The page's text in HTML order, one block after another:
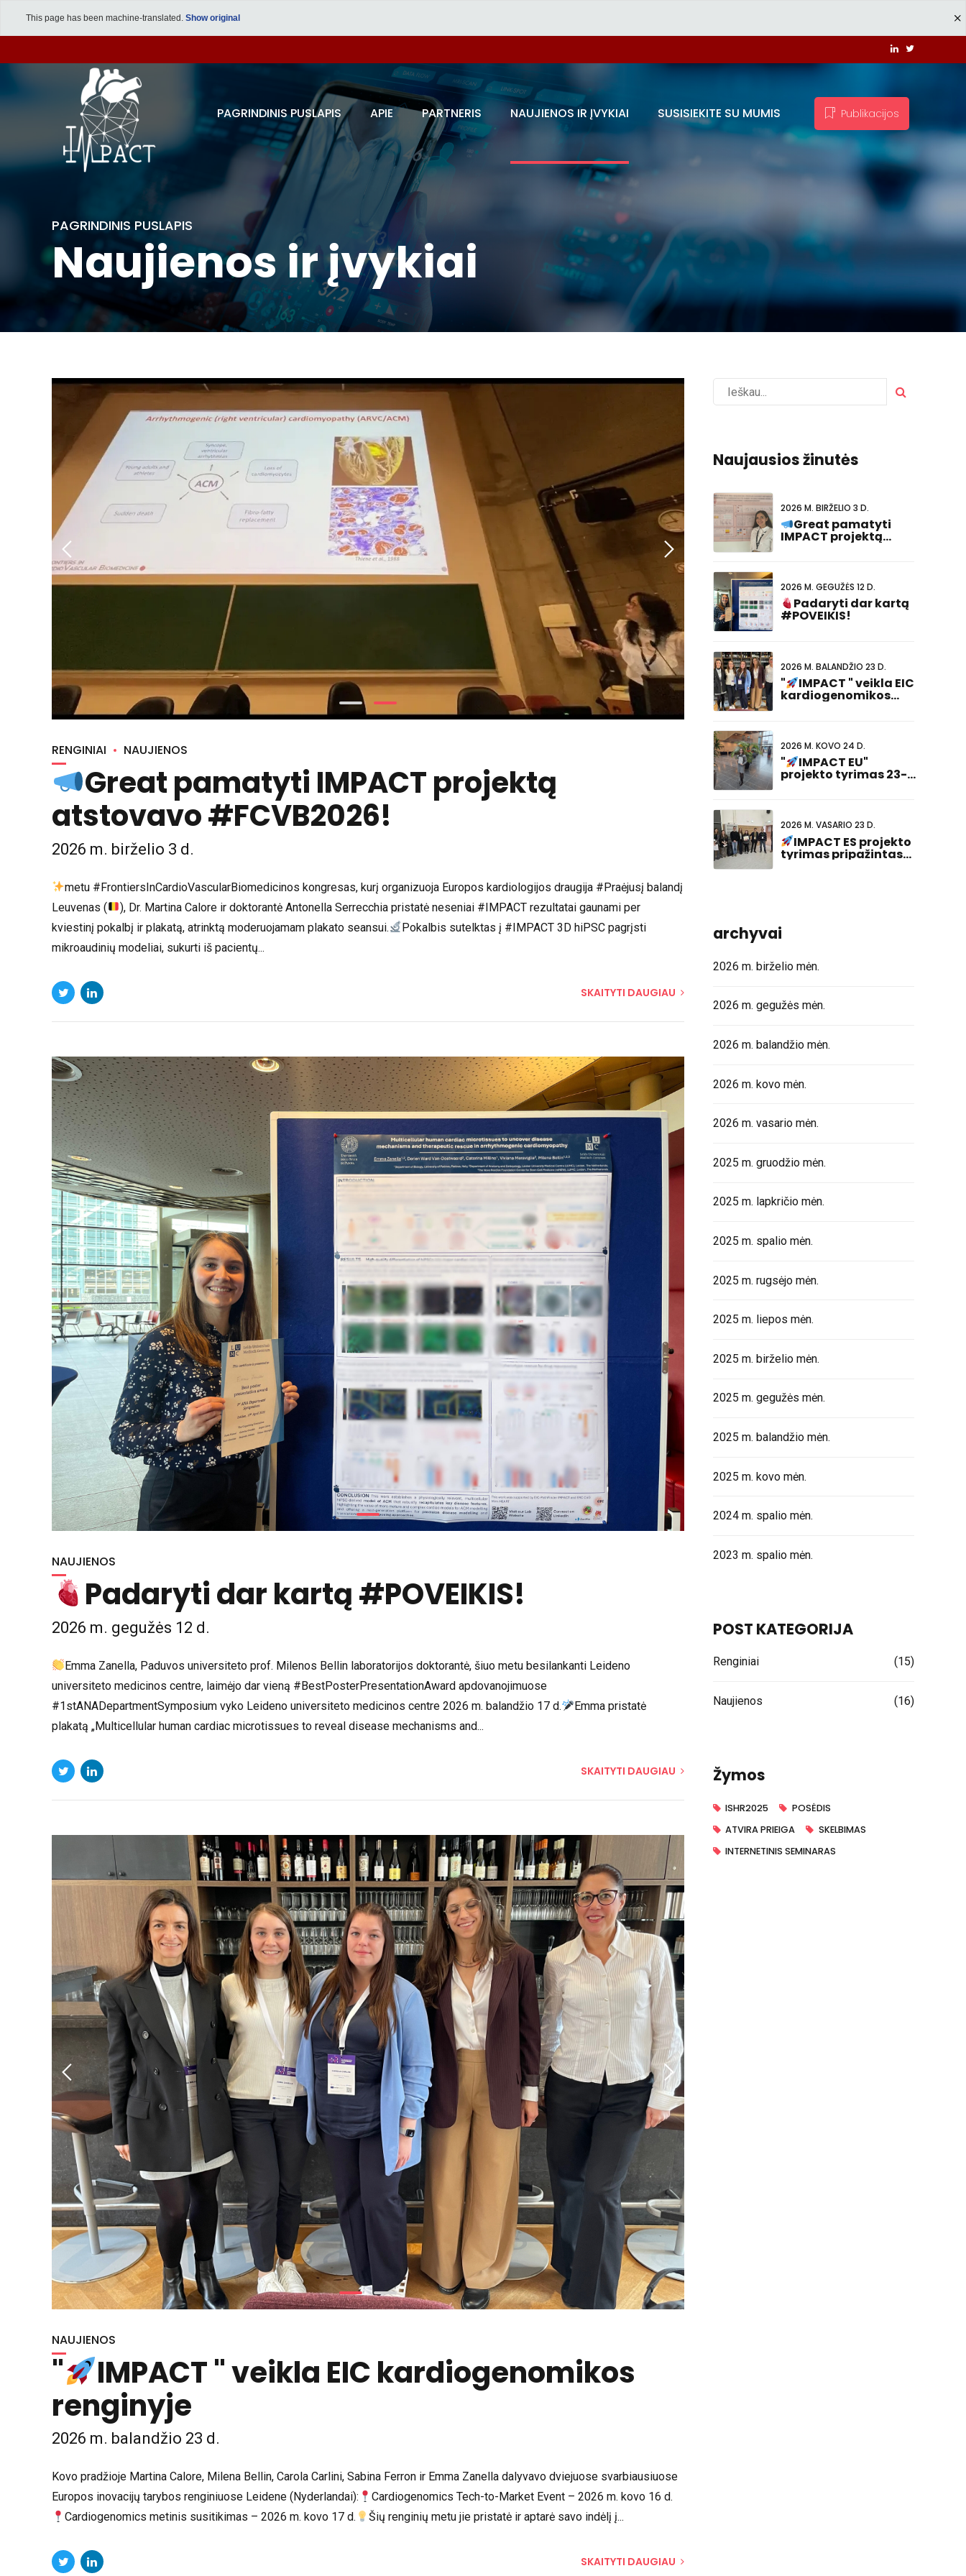
This page has been machine-translated. Show original
Publikacijos
PAGRINDINIS PUSLAPIS APIE PARTNERIS NAUJIENOS IR ĮVYKIAI SUSISIEKITE SU MUMIS
PAGRINDINIS PUSLAPIS
Naujienos ir įvykiai
RENGINIAI NAUJIENOS
Great pamatyti IMPACT projektą
atstovavo #FCVB2026!
metu #FrontiersInCardioVascularBiomedicinos kongresas, kurį organizuoja Europos kardiologijos draugija #Praėjusį balandį
Leuvenas (
), Dr. Martina Calore ir doktorantė Antonella Serrecchia pristatė neseniai #IMPACT rezultatai gaunami per
kviestinį pokalbį ir plakatą, atrinktą moderuojamam plakato seansui.
Pokalbis sutelktas į #IMPACT 3D hiPSC pagrįsti
mikroaudinių modeliai, sukurti iš pacientų...
SKAITYTI DAUGIAU
Padaryti dar kartą #POVEIKIS!
Emma Zanella, Paduvos universiteto prof. Milenos Bellin laboratorijos doktorantė, šiuo metu besilankanti Leideno
universiteto medicinos centre, laimėjo dar vieną #BestPosterPresentationAward apdovanojimuose
#1stANADepartmentSymposium vyko Leideno universiteto medicinos centre 2026 m. balandžio 17 d.
Emma pristatė
plakatą „Multicellular human cardiac microtissues to reveal disease mechanisms and...
SKAITYTI DAUGIAU
Naujausios žinutės
2026 M. BIRŽELIO 3 D.
Great pamatyti
IMPACT projektą
2026 M. GEGUŽĖS 12 D.
Padaryti dar kartą
#POVEIKIS!
2026 M. BALANDŽIO 23 D.
" IMPACT " veikla EIC
kardiogenomikos
2026 M. KOVO 24 D.
" IMPACT EU"
projekto tyrimas 23-
pelnė geriausio
plakato pristatymo
apdovanojimą!
2026 M. VASARIO 23 D.
IMPACT ES projekto
tyrimas pripažintas
archyvai
2026 m. birželio mėn.
2026 m. gegužės mėn.
2026 m. balandžio mėn.
2026 m. kovo mėn.
2026 m. vasario mėn.
2025 m. gruodžio mėn.
2025 m. lapkričio mėn.
2025 m. spalio mėn.
2025 m. rugsėjo mėn.
2025 m. liepos mėn.
2025 m. birželio mėn.
2025 m. gegužės mėn.
2025 m. balandžio mėn.
2025 m. kovo mėn.
2024 m. spalio mėn.
2023 m. spalio mėn.
POST KATEGORIJA
Renginiai (15)
Naujienos (16)
Žymos
ISHR2025
POSĖDIS
ATVIRA PRIEIGA
SKELBIMAS
INTERNETINIS SEMINARAS